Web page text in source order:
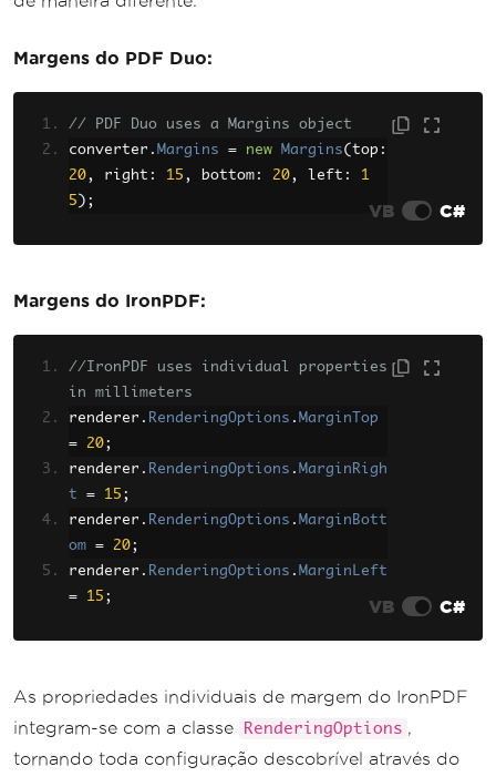
Margens do PDF Duo:
// PDF Duo uses a Margins object
converter . Margins = new Margins( top :
20, right : 15 , bottom : 20, left :
1
5 ); VB C#
Margens do IronPDF:
//IronPDF uses individual properties
in millimeters
renderer . RenderingOptions . MarginTop
=
20;
renderer . RenderingOptions . MarginRigh
t
= 15 ;
renderer . RenderingOptions . MarginBott
om
= 20;
renderer . RenderingOptions . MarginLeft
=
15 ; VB C#
As propriedades individuais de margem do IronPDF
integram-se com a classe
RenderingOptions ,
tornando toda configuração descobrível através do